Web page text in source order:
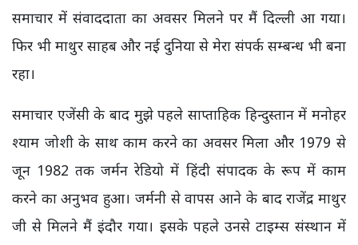
समाचार में संवाददाता का अवसर मिलने पर मैं दिल्ली आ गया।
फिर भी माथुर साहब और नई दुनिया से मेरा संपर्क सम्बन्ध भी बना
रहा।
समाचार एजेंसी के बाद मुझे पहले साप्ताहिक हिन्दुस्तान में मनोहर
श्याम जोशी के साथ काम करने का अवसर मिला और 1979 से
जून 1982 तक जर्मन रेडियो में हिंदी संपादक के रूप में काम
करने का अनुभव हुआ। जर्मनी से वापस आने के बाद राजेंद्र माथुर
जी से मिलने मैं इंदौर गया। इसके पहले उनसे टाइम्स संस्थान में